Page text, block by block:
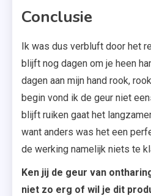
Conclusie
Ik was dus verbluft door het
blijft nog dagen om je heen
dagen aan mijn hand rook,
begin vond ik de geur niet
blijft ruiken gaat het
want anders was het een
de werking namelijk niets te
Ken jij de geur van
niet zo erg of wil je dit